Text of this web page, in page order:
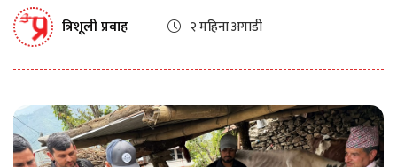
त्रिशूली प्रवाह २ महिना अगाडी